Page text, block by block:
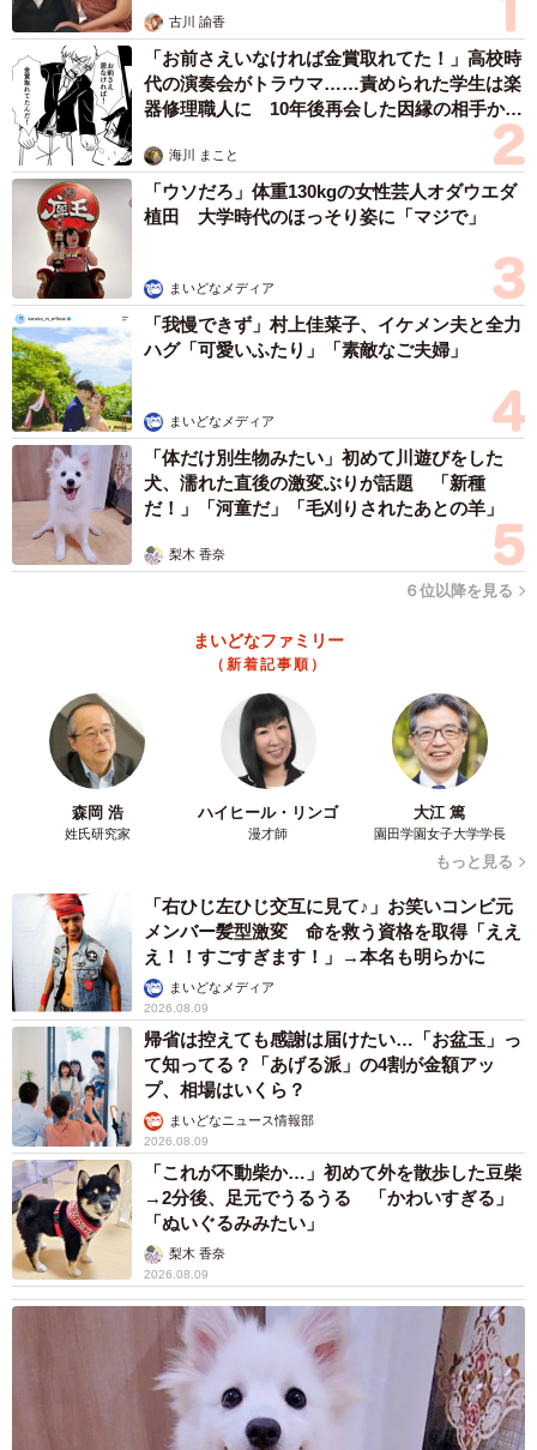
古川 諭香
「お前さえいなければ金賞取れてた！」高校時
代の演奏会がトラウマ……責められた学生は楽
器修理職人に 10年後再会した因縁の相手から
海川 まこと
「ウソだろ」体重130kgの女性芸人オダウエダ
植田 大学時代のほっそり姿に「マジで」
まいどなメディア
「我慢できず」村上佳菜子、イケメン夫と全力
ハグ「可愛いふたり」「素敵なご夫婦」
まいどなメディア
「体だけ別生物みたい」初めて川遊びをした
犬、濡れた直後の激変ぶりが話題 「新種
だ！」「河童だ」「毛刈りされたあとの羊」
梨木 香奈
６位以降を見る
まいどなファミリー
（新着記事順）
森岡 浩
姓氏研究家
ハイヒール・リンゴ
漫才師
大江 篤
園田学園女子大学学長
もっと見る
「右ひじ左ひじ交互に見て♪」お笑いコンビ元
メンバー髪型激変 命を救う資格を取得「ええ
え！！すごすぎます！」→本名も明らかに
まいどなメディア
2026.08.09
帰省は控えても感謝は届けたい…「お盆玉」っ
て知ってる？「あげる派」の4割が金額アッ
プ、相場はいくら？
まいどなニュース情報部
2026.08.09
「これが不動柴か…」初めて外を散歩した豆柴
→2分後、足元でうるうる 「かわいすぎる」
「ぬいぐるみみたい」
梨木 香奈
2026.08.09